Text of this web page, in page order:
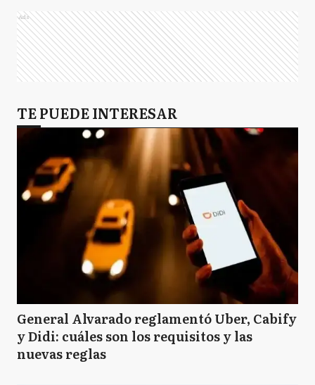
Ads
TE PUEDE INTERESAR
General Alvarado reglamentó Uber, Cabify
y Didi: cuáles son los requisitos y las
nuevas reglas